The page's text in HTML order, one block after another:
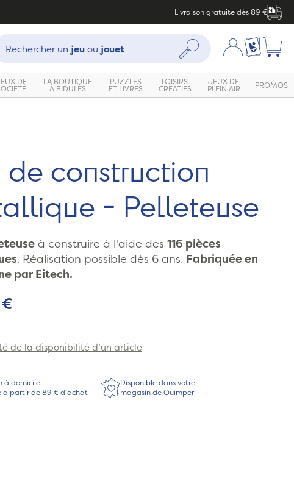
Livraison gratuite dès 89 €
:
Rechercher un jeuou jouet Rechercher Mon compte
Ma liste
DE LA BOUTIQUE
À BIDULES
PUZZLES
ET LIVRES
LOISIRS
CRÉATIFS
JEUX DE
PLEIN AIR PROMOS
de construction
- Pelleteuse
à construire à l'aide des 116 pièces
. Réalisation possible dès 6 ans. Fabriquée en
par Eitech.
de la disponibilité d’un article
à domicile :
à partir de 89 € d'achat
Disponible dans votre
magasin de Quimper